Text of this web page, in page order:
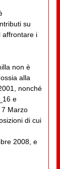
su
affrontare i
non è
alla
nonché
e
7 Marzo
di cui
2008, e